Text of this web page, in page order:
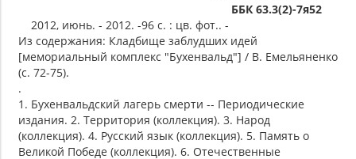
ББК 63.3(2)-7я52
2012, июнь. - 2012. -96 с. : цв. фот.. -
Из содержания: Кладбище заблудших идей
[мемориальный комплекс "Бухенвальд"] / В. Емельяненко
(с. 72-75).
.
1. Бухенвальдский лагерь смерти -- Периодические
издания. 2. Территория (коллекция). 3. Народ
(коллекция). 4. Русский язык (коллекция). 5. Память о
Великой Победе (коллекция). 6. Отечественные